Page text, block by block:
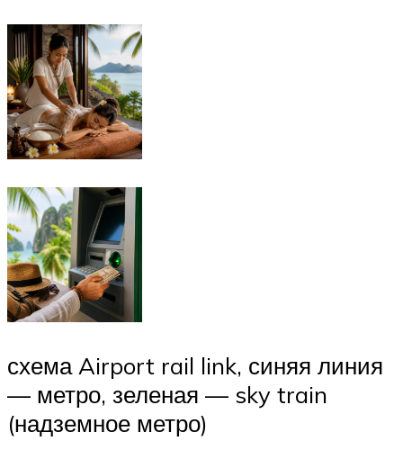
схема Airport rail link, синяя линия
— метро, зеленая — sky train
(надземное метро)